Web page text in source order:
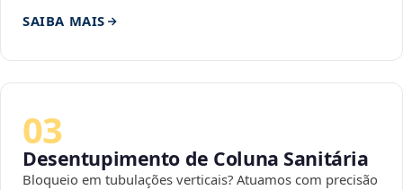
SAIBA MAIS
03
Desentupimento de Coluna Sanitária
Bloqueio em tubulações verticais? Atuamos com precisão